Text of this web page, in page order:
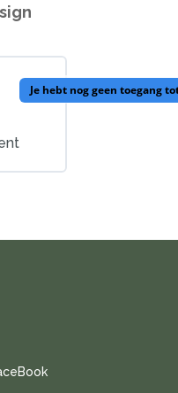
Je hebt nog geen toegang